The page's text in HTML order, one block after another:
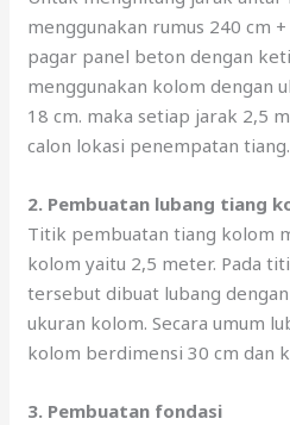
menggunakan rumus 240 cm
pagar panel beton dengan
menggunakan kolom dengan
18 cm. maka setiap jarak 2,5
calon lokasi penempatan tiang.
2. Pembuatan lubang tiang
Titik pembuatan tiang kolom
kolom yaitu 2,5 meter. Pada
tersebut dibuat lubang
ukuran kolom. Secara umum
kolom berdimensi 30 cm dan
3. Pembuatan fondasi